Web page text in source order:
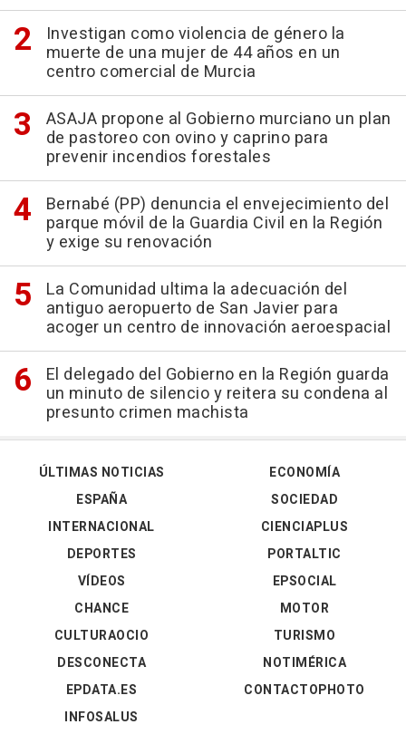
Investigan como violencia de género la
muerte de una mujer de 44 años en un
centro comercial de Murcia
ASAJA propone al Gobierno murciano un plan
de pastoreo con ovino y caprino para
prevenir incendios forestales
Bernabé (PP) denuncia el envejecimiento del
parque móvil de la Guardia Civil en la Región
y exige su renovación
La Comunidad ultima la adecuación del
antiguo aeropuerto de San Javier para
acoger un centro de innovación aeroespacial
El delegado del Gobierno en la Región guarda
un minuto de silencio y reitera su condena al
presunto crimen machista
ÚLTIMAS NOTICIAS
ESPAÑA
INTERNACIONAL
DEPORTES
VÍDEOS
ECONOMÍA
SOCIEDAD
CIENCIAPLUS
PORTALTIC
EPSOCIAL
CHANCE
CULTURAOCIO
DESCONECTA
EPDATA.ES
INFOSALUS
MOTOR
TURISMO
NOTIMÉRICA
CONTACTOPHOTO